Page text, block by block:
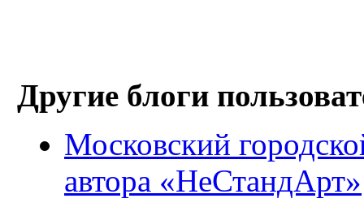
Другие блоги
Московский
автора «НеСтандАрт»